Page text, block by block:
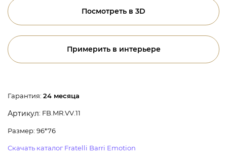
Посмотреть в 3D
Примерить в интерьере
Гарантия: 24 месяца
Артикул: FB.MR.VV.11
Размер: 96*76
Скачать каталог Fratelli Barri Emotion